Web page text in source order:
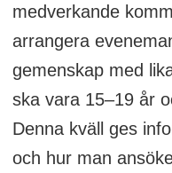
medverkande
arrangera
gemenskap med
ska vara 15–19 år
Denna kväll ges
och hur man